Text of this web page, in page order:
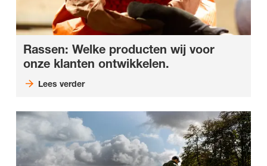
Rassen: Welke producten wij voor
onze klanten ontwikkelen.
Lees verder